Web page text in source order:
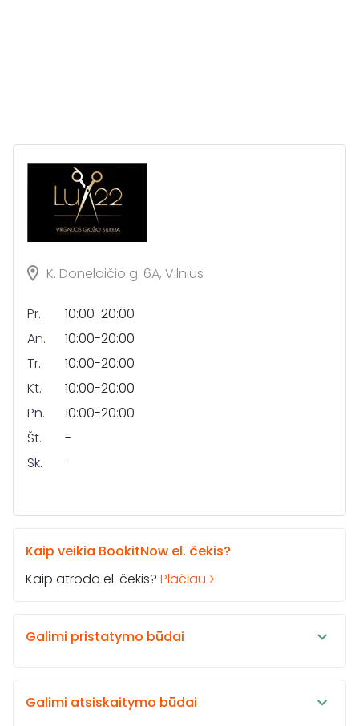
K. Donelaičio g. 6A, Vilnius
Pr.
10:00-20:00
An.
10:00-20:00
Tr.
10:00-20:00
Kt.
10:00-20:00
Pn.
10:00-20:00
Št.
-
Sk.
-
Kaip veikia BookitNow el. čekis?
Kaip atrodo el. čekis? Plačiau
Galimi pristatymo būdai
Galimi atsiskaitymo būdai